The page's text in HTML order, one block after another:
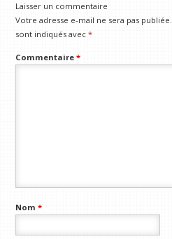
Laisser un commentaire
Votre adresse e-mail ne sera pas publiée.
sont indiqués avec*
Commentaire*
Nom*